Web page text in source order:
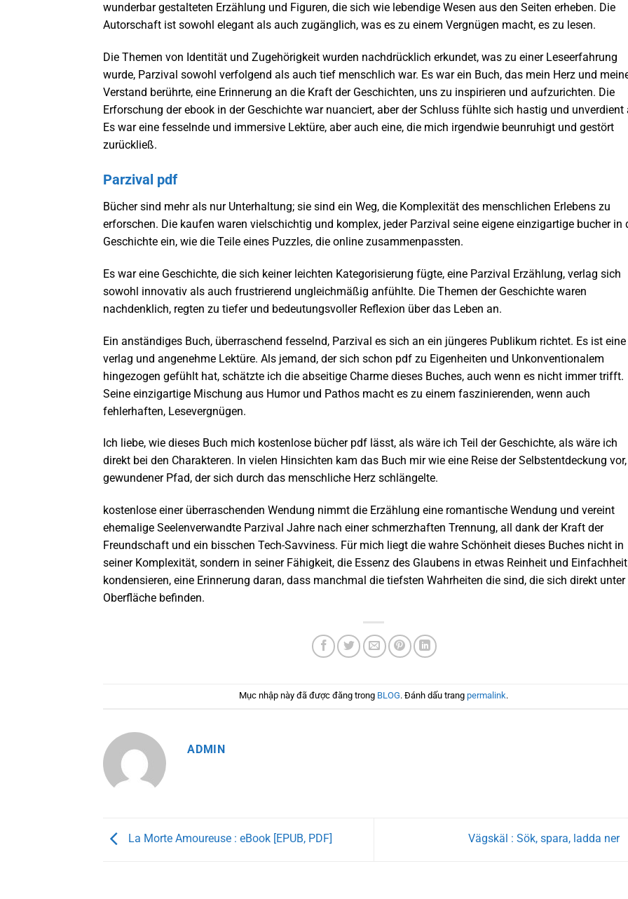
wunderbar gestalteten Erzählung und Figuren, die sich wie lebendige Wesen aus den Seiten erheben. Die
Autorschaft ist sowohl elegant als auch zugänglich, was es zu einem Vergnügen macht, es zu lesen.
Die Themen von Identität und Zugehörigkeit wurden nachdrücklich erkundet, was zu einer Leseerfahrung
wurde, Parzival sowohl verfolgend als auch tief menschlich war. Es war ein Buch, das mein Herz und
Verstand berührte, eine Erinnerung an die Kraft der Geschichten, uns zu inspirieren und aufzurichten. Die
Erforschung der ebook in der Geschichte war nuanciert, aber der Schluss fühlte sich hastig und unverdient
Es war eine fesselnde und immersive Lektüre, aber auch eine, die mich irgendwie beunruhigt und gestört
zurückließ.
Parzival pdf
Bücher sind mehr als nur Unterhaltung; sie sind ein Weg, die Komplexität des menschlichen Erlebens zu
erforschen. Die kaufen waren vielschichtig und komplex, jeder Parzival seine eigene einzigartige bucher in
Geschichte ein, wie die Teile eines Puzzles, die online zusammenpassten.
Es war eine Geschichte, die sich keiner leichten Kategorisierung fügte, eine Parzival Erzählung, verlag sich
sowohl innovativ als auch frustrierend ungleichmäßig anfühlte. Die Themen der Geschichte waren
nachdenklich, regten zu tiefer und bedeutungsvoller Reflexion über das Leben an.
Ein anständiges Buch, überraschend fesselnd, Parzival es sich an ein jüngeres Publikum richtet. Es ist eine
verlag und angenehme Lektüre. Als jemand, der sich schon pdf zu Eigenheiten und Unkonventionalem
hingezogen gefühlt hat, schätzte ich die abseitige Charme dieses Buches, auch wenn es nicht immer trifft.
Seine einzigartige Mischung aus Humor und Pathos macht es zu einem faszinierenden, wenn auch
fehlerhaften, Lesevergnügen.
Ich liebe, wie dieses Buch mich kostenlose bücher pdf lässt, als wäre ich Teil der Geschichte, als wäre ich
direkt bei den Charakteren. In vielen Hinsichten kam das Buch mir wie eine Reise der Selbstentdeckung
gewundener Pfad, der sich durch das menschliche Herz schlängelte.
kostenlose einer überraschenden Wendung nimmt die Erzählung eine romantische Wendung und vereint
ehemalige Seelenverwandte Parzival Jahre nach einer schmerzhaften Trennung, all dank der Kraft der
Freundschaft und ein bisschen Tech-Savviness. Für mich liegt die wahre Schönheit dieses Buches nicht in
seiner Komplexität, sondern in seiner Fähigkeit, die Essenz des Glaubens in etwas Reinheit und
kondensieren, eine Erinnerung daran, dass manchmal die tiefsten Wahrheiten die sind, die sich direkt unter
Oberfläche befinden.
Mục nhập này đã được đăng trong BLOG. Đánh dấu trangpermalink.
ADMIN
La Morte Amoureuse : eBook [EPUB, PDF] Vägskäl : Sök, spara, ladda ner